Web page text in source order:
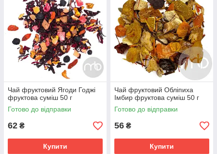
Чай фруктовий Ягоди Годжі
фруктова суміш 50 г
Готово до відправки
62 ₴
Купити
Чай фруктовий Обліпиха
Імбир фруктова суміш 50 г
Готово до відправки
56 ₴
Купити